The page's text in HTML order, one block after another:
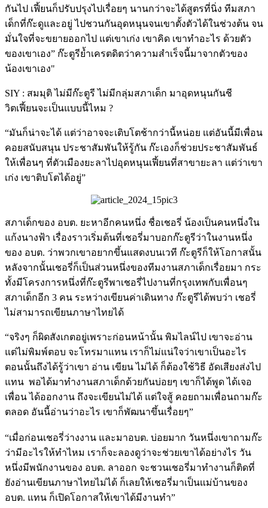
กันไป เฟี้ยนก็ปรับปรุงไปเรื่อยๆ นานกว่าจะได้สูตรที่นิ่ง ทีมสภา
เด็กที่ก๊ะดูและอยู่ ไปชวนกันอุดหนุนจนเขาตั้งตัวได้ในช่วงต้น จน
มั่นใจที่จะขยายออกไป แต่เขาเก่ง เขาคิด เขาทำอะไร ด้วยตัว
ของเขาเอง” ก๊ะตูรีย้ำเครตดิตว่าความสำเร็จนี้มาจากตัวของ
น้องเขาเอง"
SIY : สมมุติ ไม่มีก๊ะตูรี ไม่มีกลุ่มสภาเด็ก มาอุดหนุนกันชี
วิตเฟี้ยนจะเป็นแบบนี้ไหม ?
“มันก็น่าจะได้ แต่ว่าอาจจะเติบโตช้ากว่านี้หน่อย แต่อันนี้มีเพื่อน
คอยสนับสนุน ประชาสัมพันให้รู้กัน ก๊ะเองก็ช่วยประชาสัมพันธ์
ให้เพื่อนๆ ที่ตัวเมืองยะลาไปอุดหนุนเฟี้ยนที่สาขายะลา แต่ว่าเขา
เก่ง เขาติบโตได้อยู่”
สภาเด็กของ อบต. ยะหาอีกคนหนึ่ง ชื่อเชอรี่ น้องเป็นคนหนึ่งใน
แก้งนางฟ้า เรื่องราวเริ่มต้นที่เชอรี่มาบอกก๊ะตูรีว่าในงานหนึ่ง
ของ อบต. ว่าพวกเขาอยากขึ้นแสดงบนเวที ก๊ะตูรีก็ให้โอกาสนั้น
หลังจากนั้นเชอรี่ก็เป็นส่วนหนึ่งของทีมงานสภาเด็กเรื่อยมา กระ
ทั้งมีโครงการหนึ่งที่ก๊ะตูรีพาเชอรี่ไปงานที่กรุงเทพกับเพื่อนๆ
สภาเด็กอีก 3 คน ระหว่างเขียนค่าเดินทาง ก๊ะตูรีได้พบว่า เชอรี่
ไม่สามารถเขียนภาษาไทยได้
“จริงๆ ก็ผิดสังเกตอยู่เพราะก่อนหน้านั้น พิมไลน์ไป เขาจะอ่าน
แต่ไม่พิมพ์ตอบ จะโทรมาแทน เราก็ไม่แน่ใจว่าเขาเป็นอะไร
ตอนนั้นถึงได้รู้ว่าเขา อ่าน เขียน ไม่ได้ ก็ต้องใช้วิธี อัดเสียงส่งไป
แทน  พอได้มาทำงานสภาเด็กด้วยกันบ่อยๆ เขาก็ได้พูด ได้เจอ
เพื่อน ได้ออกงาน ถึงจะเขียนไม่ได้ แต่ใจสู้ คอยถามเพื่อนถามก๊ะ
ตลอด อันนี้อ่านว่าอะไร เขาก็พัฒนาขึ้นเรื่อยๆ”
“เมื่อก่อนเชอรี่ว่างงาน และมาอบต. บ่อยมาก วันหนึ่งเขาถามก๊ะ
ว่ามีอะไรให้ทำไหม เราก็จะลองดูว่าจะช่วยเขาได้อย่างไร วัน
หนึ่งมีพนักงานของ อบต. ลาออก จะชวนเชอรี่มาทำงานก็ติดที่
ยังอ่านเขียนภาษาไทยไม่ได้ ก็เลยให้เชอรี่มาเป็นแม่บ้านของ
อบต. แทน ก็เปิดโอกาสให้เขาได้มีงานทำ”